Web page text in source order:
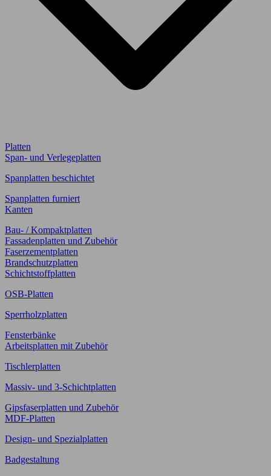
Platten
Span- und Verlegeplatten
Spanplatten beschichtet
Spanplatten furniert
Kanten
Bau- / Kompaktplatten
Fassadenplatten und Zubehör
Faserzementplatten
Brandschutzplatten
Schichtstoffplatten
OSB-Platten
Sperrholzplatten
Fensterbänke
Arbeitsplatten mit Zubehör
Tischlerplatten
Massiv- und 3-Schichtplatten
Gipsfaserplatten und Zubehör
MDF-Platten
Design- und Spezialplatten
Badgestaltung